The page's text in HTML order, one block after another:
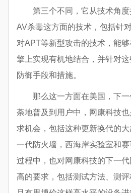
第三个不同，它从技术角度
AV杀毒这方面的技术，包括针
对APT等新型攻击的技术，能够
擎上实现有机地结合，并针对
防御手段和措施。
那么这一方面在美国，下
荼地普及到用户中，网康科技
求机会，包括这种更新换代的
一代防火墙，西海岸实验室和
过程中，也对网康科技的下一
高的要求，包括测试方法、测